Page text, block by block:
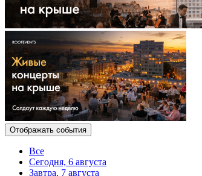
Отображать события
Все
Сегодня, 6 августа
Завтра, 7 августа